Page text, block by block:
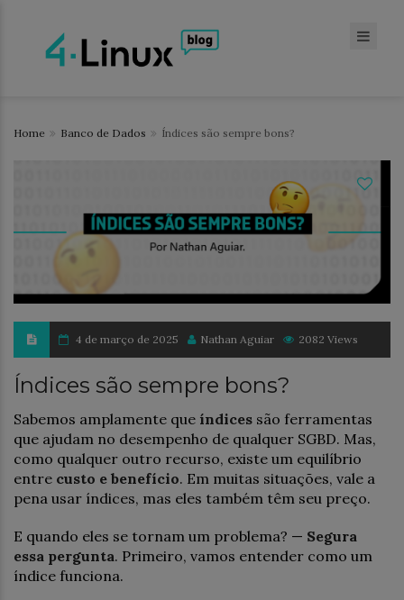
Home Banco de Dados Índices são sempre bons?
4 de março de 2025 Nathan Aguiar 2082 Views
Índices são sempre bons?
Sabemos amplamente que índices são ferramentas
que ajudam no desempenho de qualquer SGBD. Mas,
como qualquer outro recurso, existe um equilíbrio
entre custo e benefício. Em muitas situações, vale a
pena usar índices, mas eles também têm seu preço.
E quando eles se tornam um problema? — Segura
essa pergunta. Primeiro, vamos entender como um
índice funciona.